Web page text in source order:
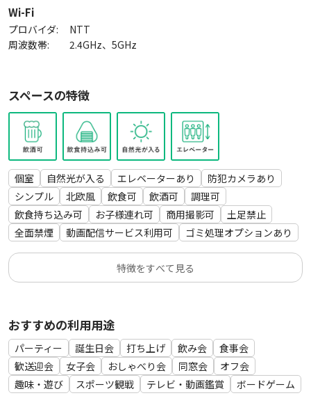
Blu-rayプレイヤー×1
Bluetoothスピーカー×1
簡易テーブル
空気清浄機
ボードゲーム(人生ゲーム、ジェンガ、UNO、ito、Reversi、
将棋、トランプ、人狼ゲーム)
スリッパ×10
【キッチン家電】
冷蔵庫
電子レンジ
電気ケトル
【調理器具】
BRUNO(たこ焼きプレート・平プレート)
フライパン(大・小)×1
鍋×1
蓋×1
鍋敷き×3
まな板×2
Wi-Fi
プロバイダ:
NTT
周波数帯:
2.4GHz、5GHz
スペースの特徴
個室 自然光が入る エレベーターあり
防犯カメラあり
シンプル
北欧風 飲食可 飲酒可
調理可
飲食持ち込み可
お子様連れ可 商用撮影可
土足禁止
全面禁煙
動画配信サービス利用可 ゴミ処理オプションあり
特徴をすべて見る
おすすめの利用用途
パーティー 誕生日会 打ち上げ 飲み会
食事会
歓送迎会
女子会 おしゃべり会 同窓会
オフ会
趣味・遊び
スポーツ観戦 テレビ・動画鑑賞 ボードゲーム